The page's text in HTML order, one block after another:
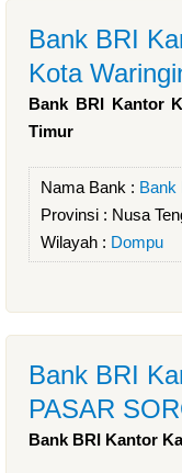
Bank BRI
Kota
Bank BRI Kantor
Timur
Nama Bank : Bank
Provinsi : Nusa
Wilayah : Dompu
Bank BRI
PASAR
Bank BRI Kantor